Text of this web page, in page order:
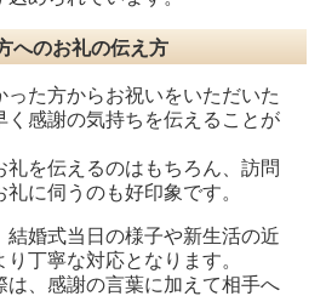
へのお礼の伝え方
た方からお祝いをいただいた
く感謝の気持ちを伝えることが
礼を伝えるのはもちろん、訪問
に伺うのも好印象です。
結婚式当日の様子や新生活の近
丁寧な対応となります。
は、感謝の言葉に加えて相手へ